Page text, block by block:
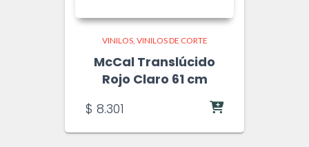
VINILOS VINILOS DE CORTE
McCal Translúcido
Rojo Claro 61 cm
$ 8.301